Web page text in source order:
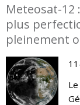
Meteosat-12
plus
pleinement